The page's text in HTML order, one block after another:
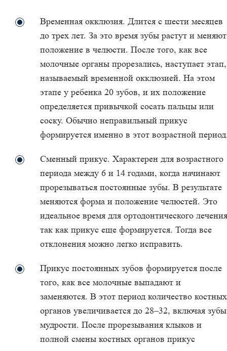
Временная окклюзия. Длится с шести месяцев
до трех лет. За это время зубы растут и меняют
положение в челюсти. После того, как все
молочные органы прорезались, наступает этап,
называемый временной окклюзией. На этом
этапе у ребенка 20 зубов, и их положение
определяется привычкой сосать пальцы или
соску. Обычно неправильный прикус
формируется именно в этот возрастной
Сменный прикус. Характерен для возрастного
периода между 6 и 14 годами, когда начинают
прорезываться постоянные зубы. В результате
меняются форма и положение челюстей. Это
идеальное время для ортодонтического
так как прикус еще формируется. Тогда все
отклонения можно легко исправить.
Прикус постоянных зубов формируется после
того, как все молочные выпадают и
заменяются. В этот период количество костных
органов увеличивается до 28–32, включая зубы
мудрости. После прорезывания клыков и
полной смены костных органов прикус